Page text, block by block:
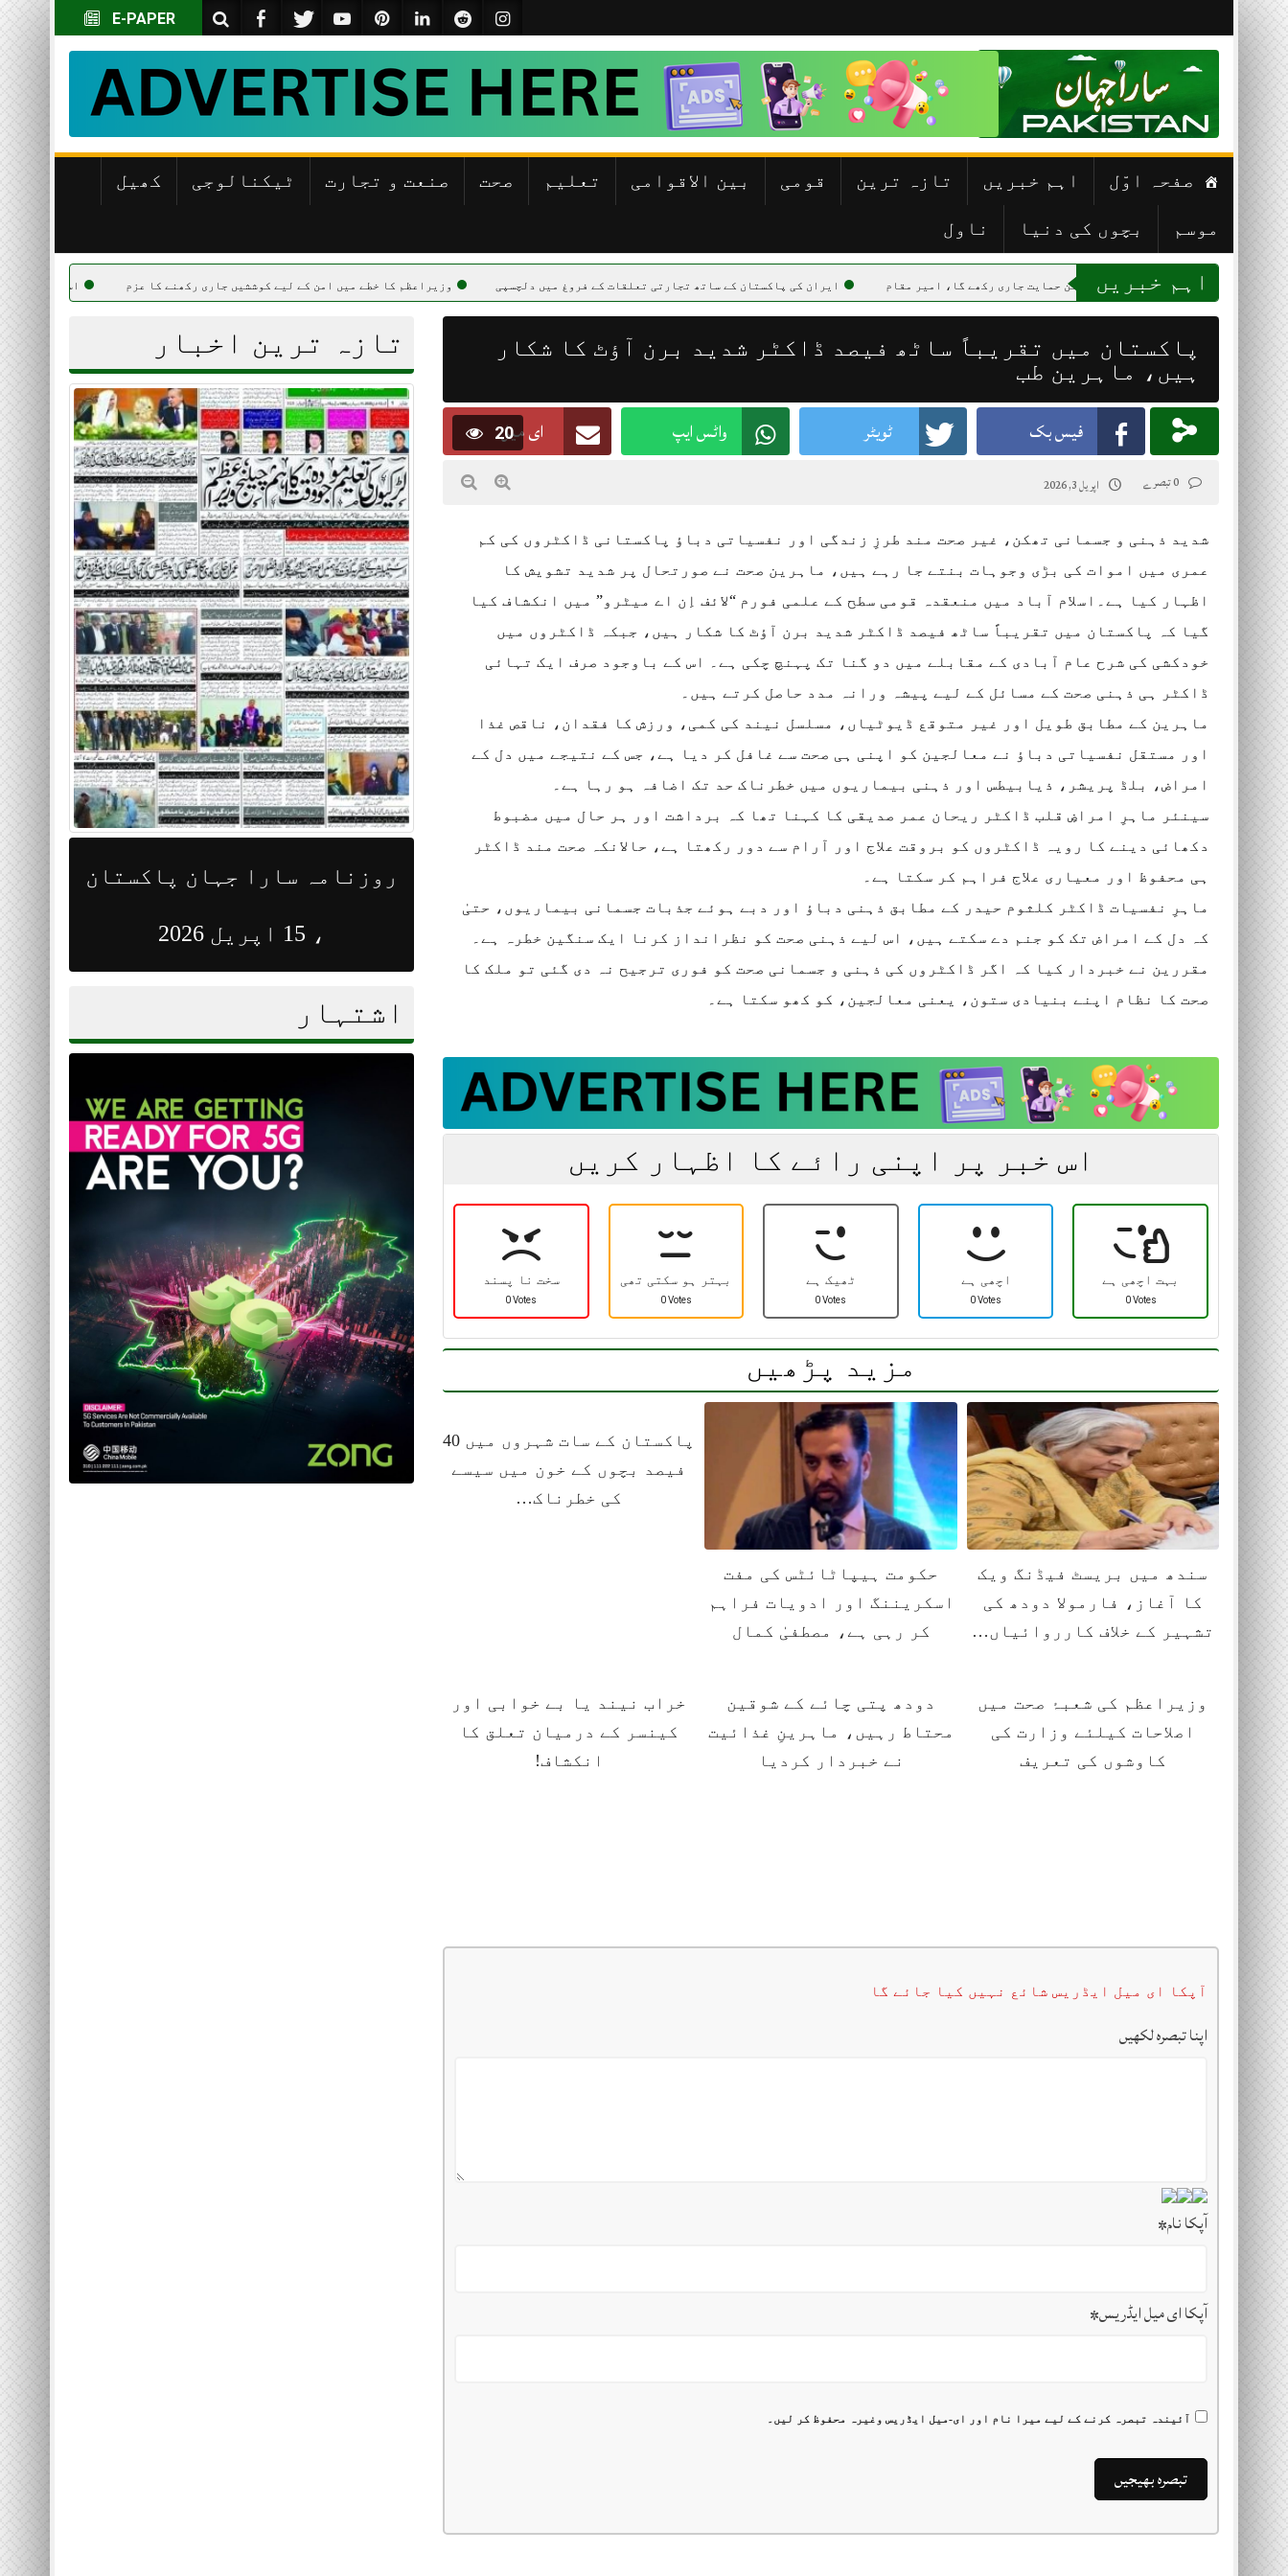
content
E-PAPER
صفحہ اوّل اہم خبریں تازہ ترین قومی بین الاقوامی تعلیم صحت صنعت و تجارت ٹیکنالوجی کھیل
موسم بچوں کی دنیا ناول
اہم خبریں
کشمیری عوام کی ہر ممکن حمایت جاری رکھے گا، امیر مقام ایران کی پاکستان کے ساتھ تجارتی تعلقات کے فروغ میں دلچسپی وزیراعظم کا خطے میں امن کے لیے کوششیں جاری رکھنے کا عزم اسحاق ڈار کا مقبوضہ
تازہ ترین اخبار
روزنامہ سارا جہان پاکستان
، 15 اپریل 2026 ، 15 اپریل 2026
روزنامہ سارا جہان پاکستان
، 15 اپریل 2026
اشتہار
پاکستان میں تقریباً ساٹھ فیصد ڈاکٹر شدید برن آؤٹ کا شکار
ہیں، ماہرین طب
فیس بک ٹویٹر واٹس ایپ ای میل
20
اپریل 3, 2026
شدید ذہنی و جسمانی تھکن، غیر صحت مند طرزِ زندگی اور نفسیاتی دباؤ پاکستانی ڈاکٹروں کی کم
عمری میں اموات کی بڑی وجوہات بنتے جا رہے ہیں، ماہرین صحت نے صورتحال پر شدید تشویش کا
اظہار کیا ہے۔اسلام آباد میں منعقدہ قومی سطح کے علمی فورم “لائف اِن اے میٹرو” میں انکشاف کیا
گیا کہ پاکستان میں تقریباً ساٹھ فیصد ڈاکٹر شدید برن آؤٹ کا شکار ہیں، جبکہ ڈاکٹروں میں
خودکشی کی شرح عام آبادی کے مقابلے میں دو گنا تک پہنچ چکی ہے۔ اس کے باوجود صرف ایک تہائی
ڈاکٹر ہی ذہنی صحت کے مسائل کے لیے پیشہ ورانہ مدد حاصل کرتے ہیں۔
ماہرین کے مطابق طویل اور غیر متوقع ڈیوٹیاں، مسلسل نیند کی کمی، ورزش کا فقدان، ناقص غذا
اور مستقل نفسیاتی دباؤ نے معالجین کو اپنی ہی صحت سے غافل کر دیا ہے، جس کے نتیجے میں دل کے
امراض، بلڈ پریشر، ذیابیطس اور ذہنی بیماریوں میں خطرناک حد تک اضافہ ہو رہا ہے۔
سینئر ماہرِ امراضِ قلب ڈاکٹر ریحان عمر صدیقی کا کہنا تھا کہ برداشت اور ہر حال میں مضبوط
دکھائی دینے کا رویہ ڈاکٹروں کو بروقت علاج اور آرام سے دور رکھتا ہے، حالانکہ صحت مند ڈاکٹر
ہی محفوظ اور معیاری علاج فراہم کر سکتا ہے۔
ماہرِ نفسیات ڈاکٹر کلثوم حیدر کے مطابق ذہنی دباؤ اور دبے ہوئے جذبات جسمانی بیماریوں، حتیٰ
کہ دل کے امراض تک کو جنم دے سکتے ہیں، اس لیے ذہنی صحت کو نظرانداز کرنا ایک سنگین خطرہ ہے۔
مقررین نے خبردار کیا کہ اگر ڈاکٹروں کی ذہنی و جسمانی صحت کو فوری ترجیح نہ دی گئی تو ملک کا
صحت کا نظام اپنے بنیادی ستون، یعنی معالجین، کو کھو سکتا ہے۔
اس خبر پر اپنی رائے کا اظہار کریں
سخت نا پسند
0 Votes
بہتر ہو سکتی تھی
0 Votes
ٹھیک ہے
0 Votes
اچھی ہے
0 Votes
بہت اچھی ہے
0 Votes
مزید پڑھیں
سندھ میں بریسٹ فیڈنگ ویک
کا آغاز، فارمولا دودھ کی
تشہیر کے خلاف کارروائیاں…
حکومت ہیپاٹائٹس کی مفت
اسکریننگ اور ادویات فراہم
کر رہی ہے، مصطفیٰ کمال
پاکستان کے سات شہروں میں 40
فیصد بچوں کے خون میں سیسے
کی خطرناک…
وزیراعظم کی شعبۂ صحت میں
اصلاحات کیلئے وزارت کی
کاوشوں کی تعریف
دودھ پتی چائے کے شوقین
محتاط رہیں، ماہرینِ غذائیت
نے خبردار کردیا
خراب نیند یا بے خوابی اور
کینسر کے درمیان تعلق کا
انکشاف!
آپکا ای میل ایڈریس شائع نہیں کیا جائے گا
اپنا تبصرہ لکھیں
آپکا نام*
آپکا ای میل ایڈریس*
آئیندہ تبصرہ کرنے کے لیے میرا نام اور ای-میل ایڈریس وغیرہ محفوظ کر لیں۔